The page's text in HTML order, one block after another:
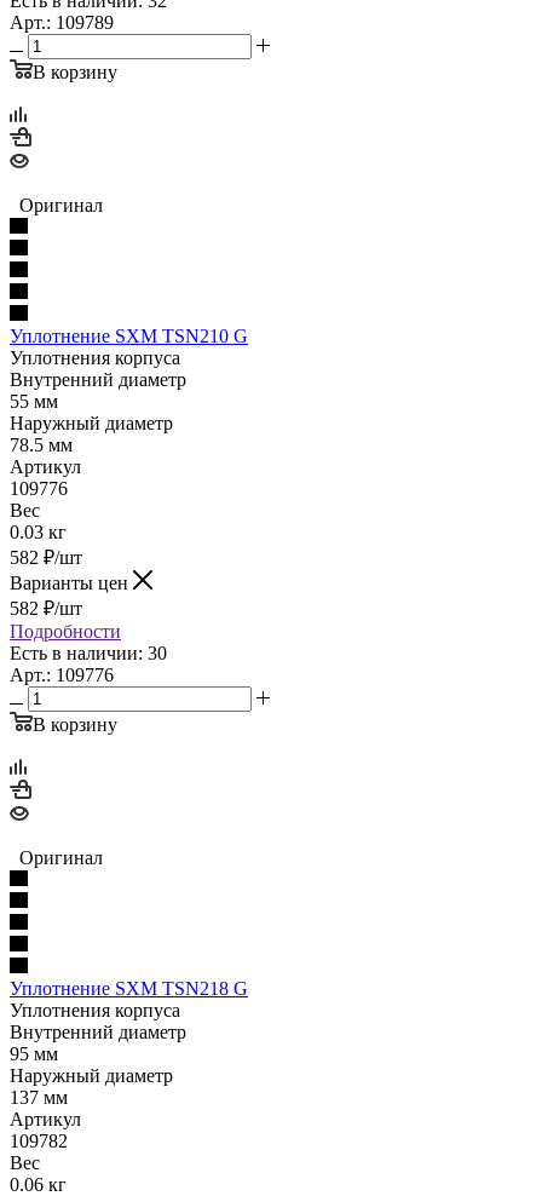
Арт.: 109789
В корзину
Оригинал
Уплотнение SXM TSN210 G
Уплотнения корпуса
Внутренний диаметр
55 мм
Наружный диаметр
78.5 мм
Артикул
109776
Вес
0.03 кг
582 ₽/шт
Варианты цен
582 ₽/шт
Подробности
Есть в наличии: 30
Арт.: 109776
В корзину
Оригинал
Уплотнение SXM TSN218 G
Уплотнения корпуса
Внутренний диаметр
95 мм
Наружный диаметр
137 мм
Артикул
109782
Вес
0.06 кг